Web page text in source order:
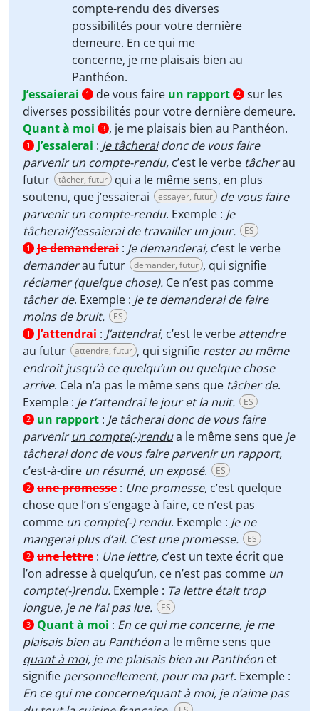
compte-rendu des diverses
possibilités pour votre dernière
demeure. En ce qui me
concerne, je me plaisais bien au
Panthéon.
J’essaierai
1 de vous faire un rapport 2 sur les
diverses possibilités pour votre dernière demeure.
Quant à moi
3 , je me plaisais bien au Panthéon.
1 J’essaierai : Je tâcheraidonc de vous faire
parvenir un compte-rendu, c’est le verbe tâcherau
futur
tâcher, futur
qui a le même sens, en plus
soutenu, que j’essaierai
essayer, futur
de vous faire
parvenir un compte-rendu. Exemple : Je
tâcherai/j’essaierai de travailler un jour.
ES
1 Je demanderai : Je demanderai, c’est le verbe
demanderau futur demander, futur , qui signifie
réclamer (quelque chose). Ce n’est pas comme
tâcher de. Exemple : Je te demanderai de faire
moins de bruit.
ES
1 J’attendrai : J’attendrai, c’est le verbe attendre
au futur
attendre, futur , qui signifie rester au même
endroit jusqu’à ce quelqu’un ou quelque chose
arrive. Cela n’a pas le même sens que tâcher de.
Exemple : Je t’attendrai le jour et la nuit. ES
2 un rapport : Je tâcherai donc de vous faire
parvenirun compte(-)rendua le même sens que je
tâcherai donc de vous faire parvenirun rapport,
c’est-à-dire un résumé, un exposé. ES
2 une promesse : Une promesse, c’est quelque
chose que l’on s’engage à faire, ce n’est pas
comme un compte(-) rendu. Exemple : Je ne
mangerai plus d’ail. C’est une promesse.
ES
2 une lettre : Une lettre, c’est un texte écrit que
l’on adresse à quelqu’un, ce n’est pas comme un
compte(-)rendu. Exemple : Ta lettre était trop
longue, je ne l’ai pas lue.
ES
3 Quant à moi : En ce qui me concerne, je me
plaisais bien au Panthéona le même sens que
quant à moi, je me plaisais bien au Panthéon et
signifie personnellement, pour ma part. Exemple :
En ce qui me concerne/quant à moi, je n’aime pas